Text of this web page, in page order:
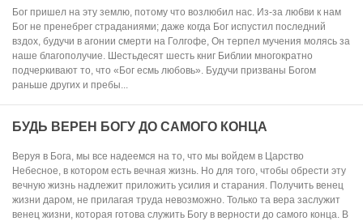
Бог пришел на эту землю, потому что возлюбил нас. Из-за любви к нам
Бог не пренебрег страданиями; даже когда Бог испустил последний
вздох, будучи в агонии смерти на Голгофе, Он терпел мучения молясь за
наше благополучие. Шестьдесят шесть книг Библии многократно
подчеркивают то, что «Бог есмь любовь». Будучи призваны Богом
раньше других и пребы...
БУДЬ ВЕРЕН БОГУ ДО САМОГО КОНЦА
Веруя в Бога, мы все надеемся на то, что мы войдем в Царство
Небесное, в котором есть вечная жизнь. Но для того, чтобы обрести эту
вечную жизнь надлежит приложить усилия и старания. Получить венец
жизни даром, не прилагая труда невозможно. Только та вера заслужит
венец жизни, которая готова служить Богу в верности до самого конца. В